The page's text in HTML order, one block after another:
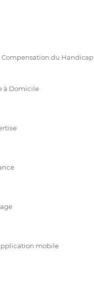
Compensation du Handicap
à Domicile
mobile